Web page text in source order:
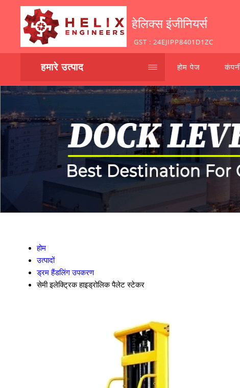
हेलिक्स इंजीनियर्स
GST : 24EJIPP8401D1ZC
हमारे उत्पाद होम पेज
होम
उत्पादों
ड्रम हैंडलिंग उपकरण
सेमी इलेक्ट्रिक हाइड्रोलिक पैलेट स्टेकर